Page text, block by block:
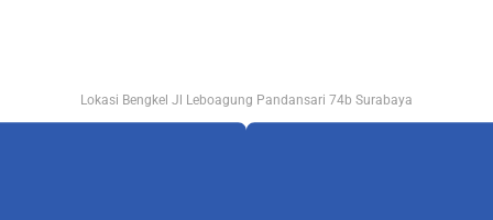
Lokasi Bengkel Jl Leboagung Pandansari 74b Surabaya